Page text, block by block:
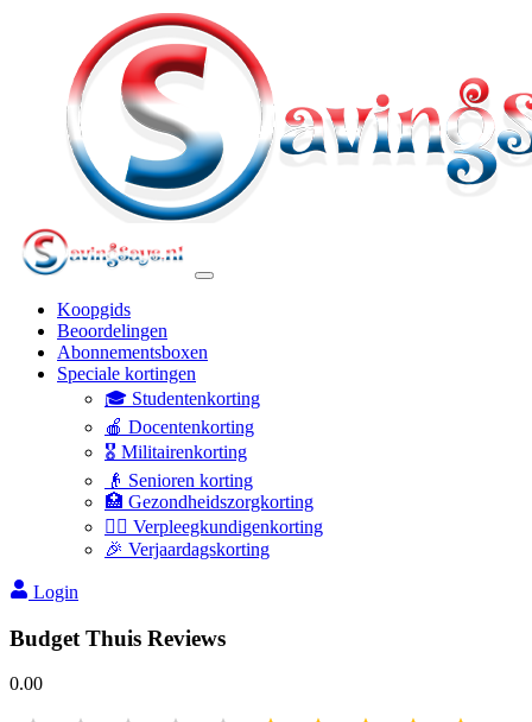
Koopgids
Beoordelingen
Abonnementsboxen
Speciale kortingen
🎓 Studentenkorting
🍎 Docentenkorting
🎖️ Militairenkorting
👴 Senioren korting
🏥 Gezondheidszorgkorting
👩‍⚕️ Verpleegkundigenkorting
🎉 Verjaardagskorting
Login
Budget Thuis Reviews
0.00